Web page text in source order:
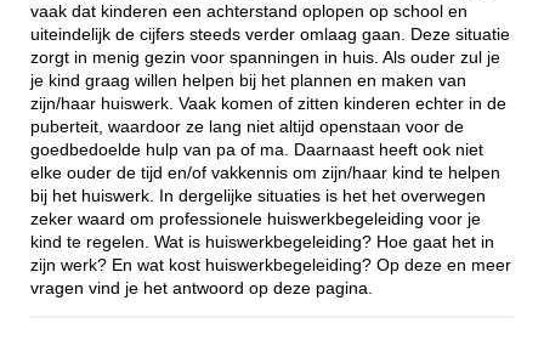
vaak dat kinderen een achterstand oplopen op school en
uiteindelijk de cijfers steeds verder omlaag gaan. Deze situatie
zorgt in menig gezin voor spanningen in huis. Als ouder zul je
je kind graag willen helpen bij het plannen en maken van
zijn/haar huiswerk. Vaak komen of zitten kinderen echter in de
puberteit, waardoor ze lang niet altijd openstaan voor de
goedbedoelde hulp van pa of ma. Daarnaast heeft ook niet
elke ouder de tijd en/of vakkennis om zijn/haar kind te helpen
bij het huiswerk. In dergelijke situaties is het het overwegen
zeker waard om professionele huiswerkbegeleiding voor je
kind te regelen. Wat is huiswerkbegeleiding? Hoe gaat het in
zijn werk? En wat kost huiswerkbegeleiding? Op deze en meer
vragen vind je het antwoord op deze pagina.